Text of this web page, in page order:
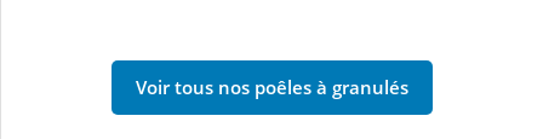
Voir tous nos poêles à granulés